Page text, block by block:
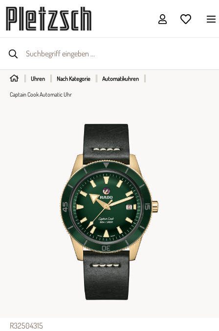
Uhren Nach Kategorie Automatikuhren
Captain Cook Automatic Uhr
R32504315